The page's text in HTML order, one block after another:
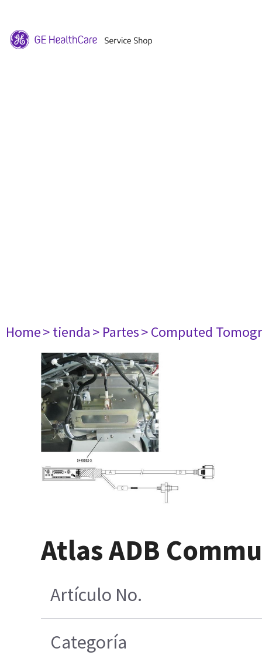
Home> tienda> Partes> Computed
Atlas ADB
Artículo No.
Categoría